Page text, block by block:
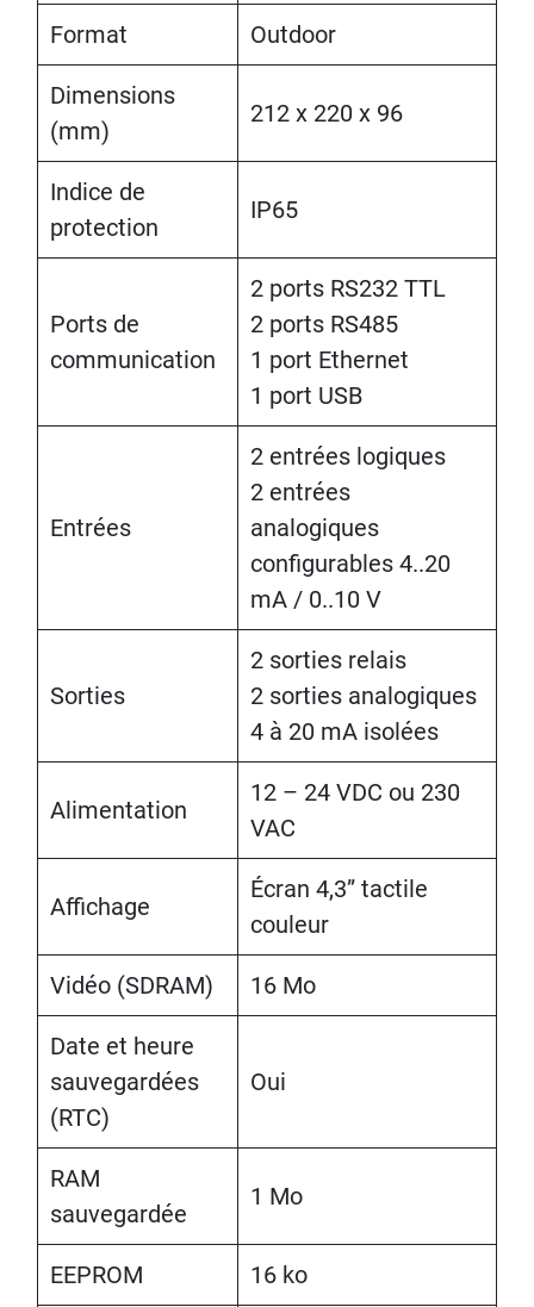
Format Outdoor
Dimensions
(mm)
212 x 220 x 96
Indice de
protection
IP65
Ports de
communication
2 ports RS232 TTL
2 ports RS485
1 port Ethernet
1 port USB
Entrées
2 entrées logiques
2 entrées
analogiques
configurables 4..20
mA / 0..10 V
Sorties
2 sorties relais
2 sorties analogiques
4 à 20 mA isolées
Alimentation
12 – 24 VDC ou 230
VAC
Affichage
Écran 4,3” tactile
couleur
Vidéo (SDRAM) 16 Mo
Date et heure
sauvegardées
(RTC)
Oui
RAM
sauvegardée
1 Mo
EEPROM 16 ko